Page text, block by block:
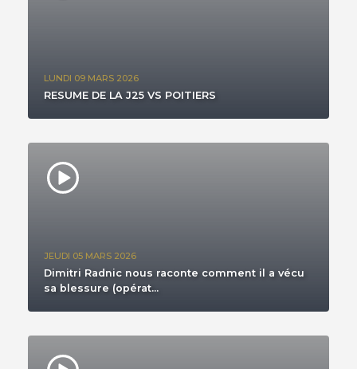
LUNDI 09 MARS 2026
RESUME DE LA J25 VS POITIERS
JEUDI 05 MARS 2026
Dimitri Radnic nous raconte comment il a vécu
sa blessure (opérat...